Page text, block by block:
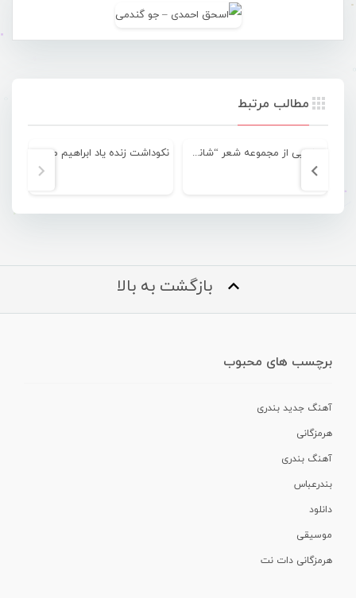
مطالب مرتبط
رونمایی از مجموعه شعر “شانه هایم آلزایمر ندارند” از مرضیه برمال+تصویری
بازگشت به بالا
برچسب های محبوب
آهنگ جدید بندری
هرمزگانی
آهنگ بندری
بندرعباس
دانلود
موسیقی
هرمزگانی دات نت